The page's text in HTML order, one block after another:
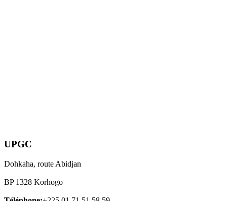
UPGC
Dohkaha, route Abidjan
BP 1328 Korhogo